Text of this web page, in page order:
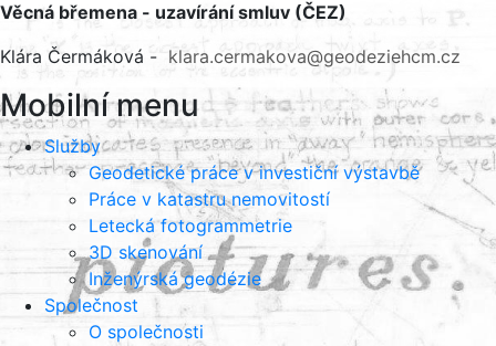
Věcná břemena - uzavírání smluv (ČEZ)
Klára Čermáková - klara.cermakova@geodeziehcm.cz
Mobilní menu
Služby
Geodetické práce v investiční výstavbě
Práce v katastru nemovitostí
Letecká fotogrammetrie
3D skenování
Inženýrská geodézie
Společnost
O společnosti